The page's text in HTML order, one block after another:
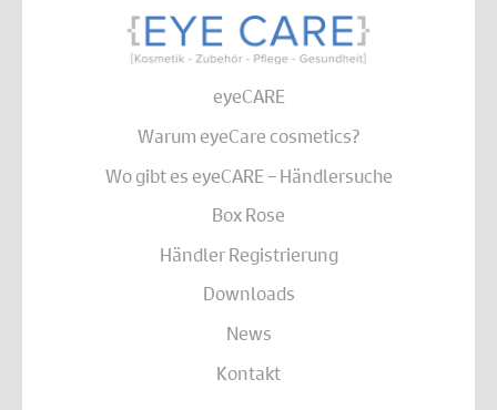
eyeCARE
Warum eyeCare cosmetics?
Wo gibt es eyeCARE – Händlersuche
Box Rose
Händler Registrierung
Downloads
News
Kontakt